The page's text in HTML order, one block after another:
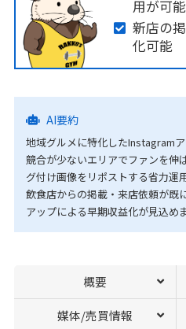
用が可能
新店の
化可能
AI要約
地域グルメに特化したInstagramア
競合が少ないエリアでファンを伸
グ付け画像をリポストする省力運
飲食店からの掲載・来店依頼が既
アップによる早期収益化が見込めま
概要
媒体/売買情報